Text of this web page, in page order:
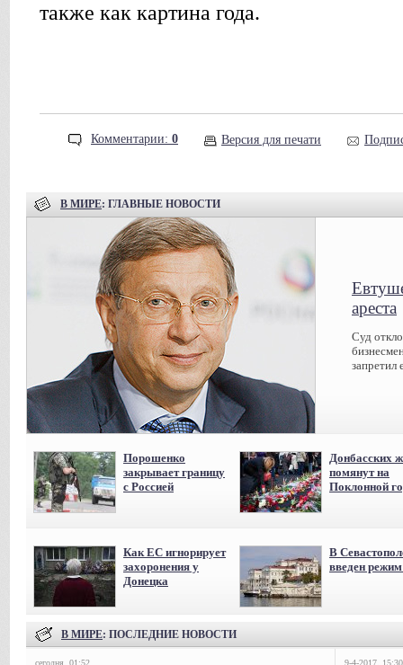
также как картина года.
Комментарии: 0 Версия для печати
В МИРЕ: ГЛАВНЫЕ НОВОСТИ
ареста
Суд
запретил
Порошенко
закрывает границу
с Россией
Донбасских
помянут на
Поклонной
Как ЕС игнорирует
захоронения у
Донецка
В
введен
В МИРЕ: ПОСЛЕДНИЕ НОВОСТИ
сегодня, 01:52 9-4-2017, 15:30